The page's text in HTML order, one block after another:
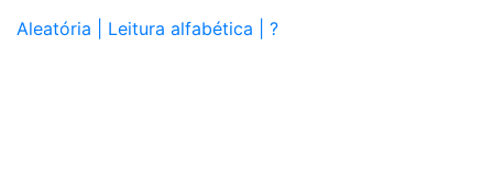
Aleatória | Leitura alfabética | ?